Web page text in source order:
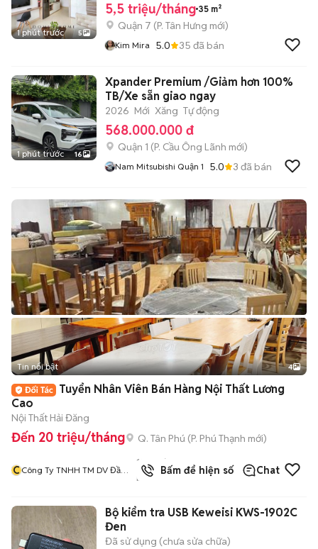
1 phút trước 5
5,5 triệu/tháng 35 m²
Quận 7 (P. Tân Hưng mới)
Kim Mira 5.0 35 đã bán
1 phút trước 16
Xpander Premium /Giảm hơn 100%
TB/Xe sẵn giao ngay
2026 Mới Xăng Tự động
568.000.000 đ
Quận 1 (P. Cầu Ông Lãnh mới)
Nam Mitsubishi Quận 1 5.0 3 đã bán
Tin nổi bật 4
Tuyển Nhân Viên Bán Hàng Nội Thất Lương
Cao
Nội Thất Hải Đăng
Đến 20 triệu/tháng Q. Tân Phú (P. Phú Thạnh mới)
CCông Ty TNHH TM DV Đầu
1244
đã
bán
Bấm để hiện số Chat
Bộ kiểm tra USB Keweisi KWS-1902C
Đen
Đã sử dụng (chưa sửa chữa)